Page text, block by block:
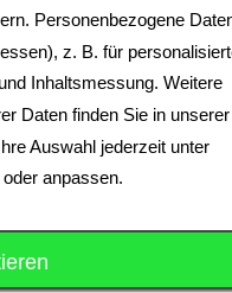
Personenbezogene
z. B. für
Inhaltsmessung. Weitere
Daten finden Sie in unserer
Auswahl jederzeit unter
anpassen.